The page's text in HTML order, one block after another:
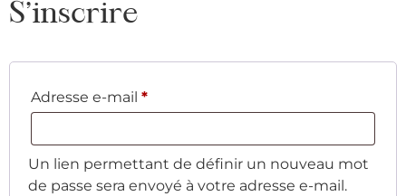
S’inscrire
Adresse e-mail *
Un lien permettant de définir un nouveau mot
de passe sera envoyé à votre adresse e-mail.